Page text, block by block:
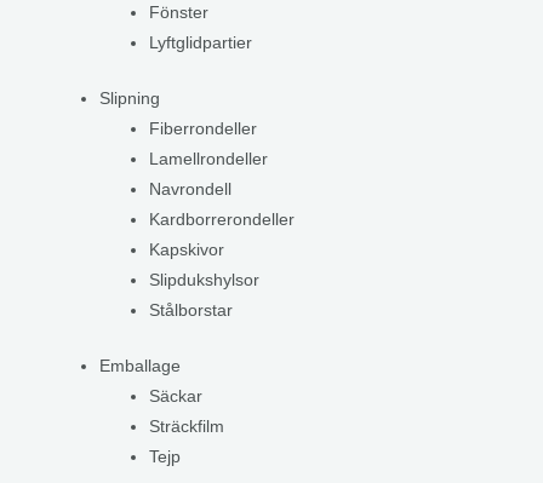
Fönster
Lyftglidpartier
Slipning
Fiberrondeller
Lamellrondeller
Navrondell
Kardborrerondeller
Kapskivor
Slipdukshylsor
Stålborstar
Emballage
Säckar
Sträckfilm
Tejp